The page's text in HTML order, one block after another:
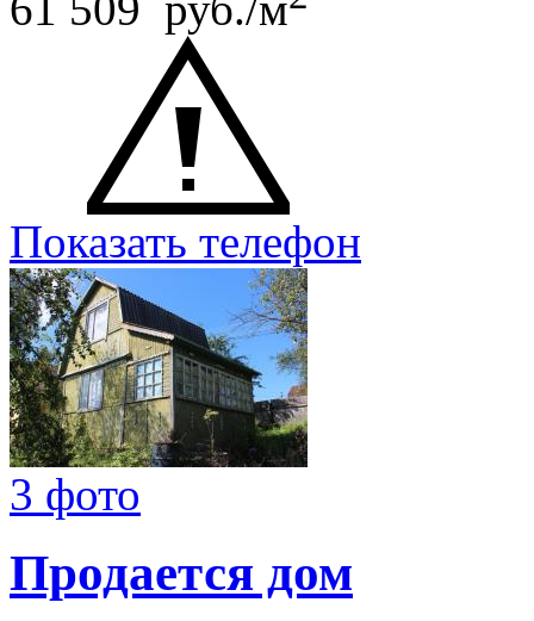
Показать телефон
3 фото
Продается дом